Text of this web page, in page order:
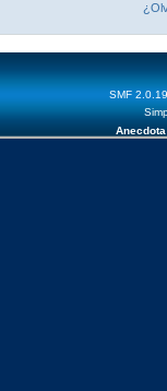
SMF 2.0.19
Anecdota